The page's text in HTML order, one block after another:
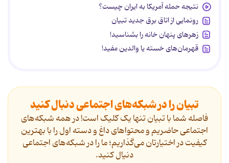
نتیجه حمله آمریکا به ایران چیست؟
رونمایی از اتاق برق جدید تبیان
زهرهای پنهان خانه را بشناسید!
قهرمان‌های خسته یا والدین مفید!
تبیان را در شبکه‌های اجتماعی دنبال کنید
فاصله شما با تبیان تنها یک کلیک است! در همه شبکه‌های
اجتماعی حاضریم و محتواهای داغ و دسته اول را با بهترین
کیفیت در اختیارتان می‌گذاریم؛ ما را در شبکه‌های اجتماعی
دنیال کنید.